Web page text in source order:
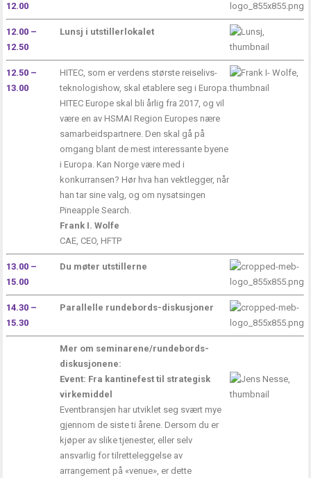
12.00
12.00 –
12.50
Lunsj i utstillerlokalet
12.50 –
13.00
HITEC, som er verdens største reiselivs-
teknologishow, skal etablere seg i Europa.
HITEC Europe skal bli årlig fra 2017, og vil
være en av HSMAI Region Europes nære
samarbeidspartnere. Den skal gå på
omgang blant de mest interessante byene
i Europa. Kan Norge være med i
konkurransen? Hør hva han vektlegger, når
han tar sine valg, og om nysatsingen
Pineapple Search.
Frank I. Wolfe
CAE, CEO, HFTP
13.00 –
15.00
Du møter utstillerne
14.30 –
15.30
Parallelle rundebords-diskusjoner
Mer om seminarene/rundebords-
diskusjonene:
Event: Fra kantinefest til strategisk
virkemiddel
Eventbransjen har utviklet seg svært mye
gjennom de siste ti årene. Dersom du er
kjøper av slike tjenester, eller selv
ansvarlig for tilretteleggelse av
arrangement på «venue», er dette